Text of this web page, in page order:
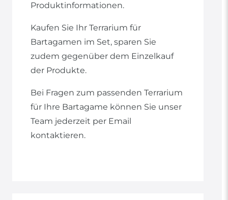
Produktinformationen.
Kaufen Sie Ihr Terrarium für
Bartagamen im Set, sparen Sie
zudem gegenüber dem Einzelkauf
der Produkte.
Bei Fragen zum passenden Terrarium
für Ihre Bartagame können Sie unser
Team jederzeit per Email
kontaktieren.